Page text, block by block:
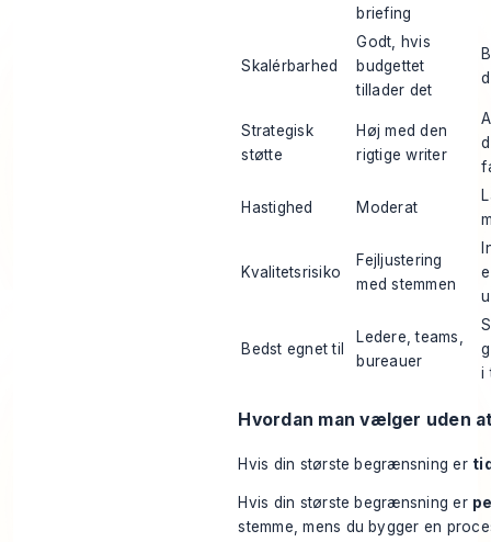
briefing
Skalérbarhed
Godt, hvis
budgettet
tillader det
Strategisk
støtte
Høj med den
rigtige writer
Hastighed Moderat
Kvalitetsrisiko
Fejljustering
med stemmen
Bedst egnet til
Ledere, teams,
bureauer
i
Hvordan man vælger uden
Hvis din største begrænsning er
Hvis din største begrænsning er
stemme, mens du bygger en